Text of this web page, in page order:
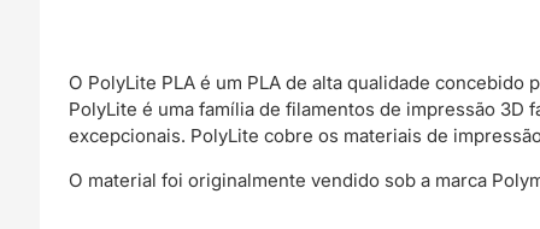
O PolyLite PLA é um PLA de alta qualidade concebido
PolyLite é uma família de filamentos de impressão
excepcionais. PolyLite cobre os materiais de
O material foi originalmente vendido sob a marca